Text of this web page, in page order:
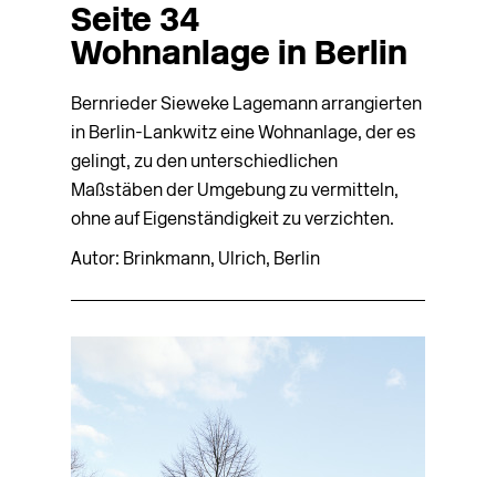
Seite 34
Wohnanlage in Berlin
Bernrieder Sieweke Lagemann arrangierten
in Berlin-Lankwitz eine Wohnanlage, der es
gelingt, zu den unterschiedlichen
Maßstäben der Umgebung zu vermitteln,
ohne auf Eigenständigkeit zu verzichten.
Autor: Brinkmann, Ulrich, Berlin